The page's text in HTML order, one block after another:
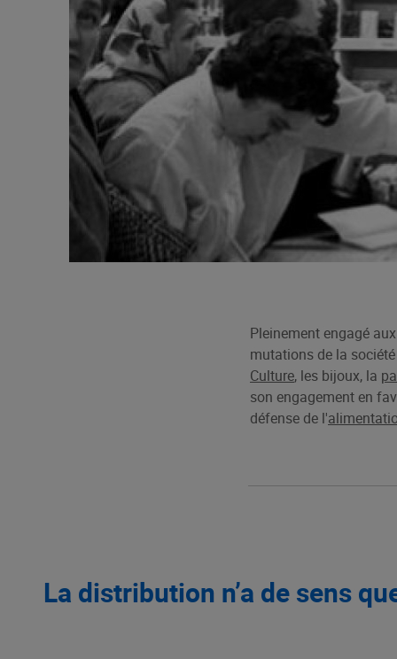
Pleinement engagé
mutations de la
Culture, les bijoux, la
son engagement en
défense de l'
La distribution n’a de sens